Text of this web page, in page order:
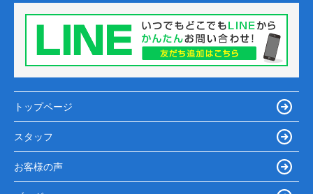
トップページ
スタッフ
お客様の声